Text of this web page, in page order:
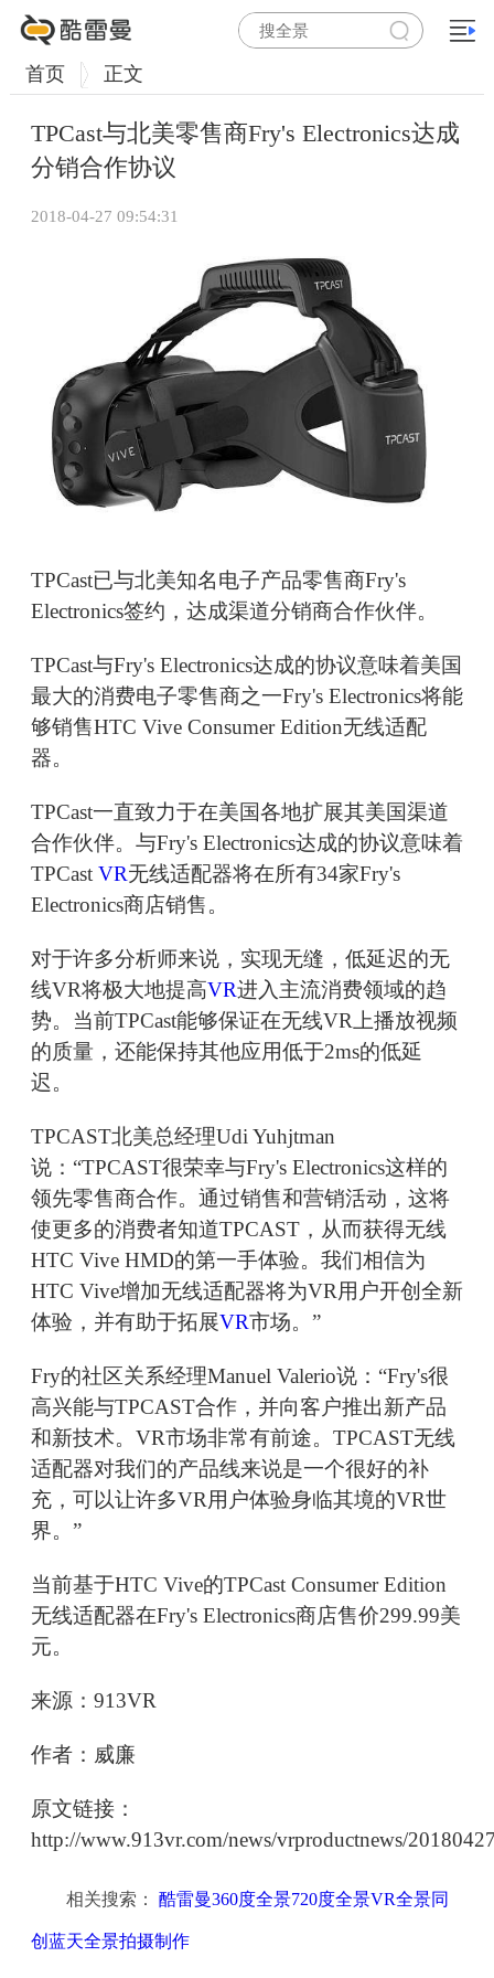
首页 正文
TPCast与北美零售商Fry's Electronics达成
分销合作协议
2018-04-27 09:54:31
TPCast已与北美知名电子产品零售商Fry's
Electronics签约，达成渠道分销商合作伙伴。
TPCast与Fry's Electronics达成的协议意味着美国
最大的消费电子零售商之一Fry's Electronics将能
够销售HTC Vive Consumer Edition无线适配
器。
TPCast一直致力于在美国各地扩展其美国渠道
合作伙伴。与Fry's Electronics达成的协议意味着
TPCast VR无线适配器将在所有34家Fry's
Electronics商店销售。
对于许多分析师来说，实现无缝，低延迟的无
线VR将极大地提高VR进入主流消费领域的趋
势。当前TPCast能够保证在无线VR上播放视频
的质量，还能保持其他应用低于2ms的低延
迟。
TPCAST北美总经理Udi Yuhjtman
说：“TPCAST很荣幸与Fry's Electronics这样的
领先零售商合作。通过销售和营销活动，这将
使更多的消费者知道TPCAST，从而获得无线
HTC Vive HMD的第一手体验。我们相信为
HTC Vive增加无线适配器将为VR用户开创全新
体验，并有助于拓展VR市场。”
Fry的社区关系经理Manuel Valerio说：“Fry's很
高兴能与TPCAST合作，并向客户推出新产品
和新技术。VR市场非常有前途。TPCAST无线
适配器对我们的产品线来说是一个很好的补
充，可以让许多VR用户体验身临其境的VR世
界。”
当前基于HTC Vive的TPCast Consumer Edition
无线适配器在Fry's Electronics商店售价299.99美
元。
来源：913VR
作者：威廉
原文链接：
http://www.913vr.com/news/vrproductnews/
相关搜索： 酷雷曼360度全景720度全景VR全景同
创蓝天全景拍摄制作